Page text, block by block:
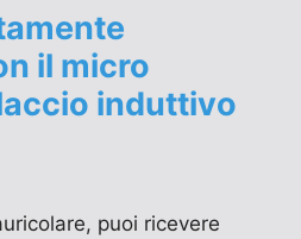
il micro
induttivo
puoi ricevere